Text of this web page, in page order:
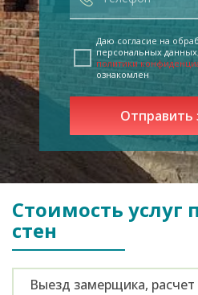
Даю согласие на
персональных
политики
ознакомлен
Стоимость услуг
стен
Выезд замерщика,